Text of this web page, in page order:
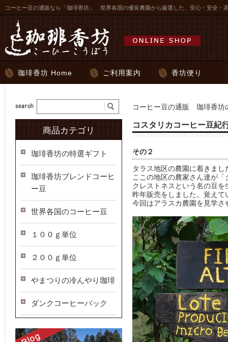
コーヒー豆の通販なら「珈琲香坊」 世界各国の優良農園から厳選した、安心・安全・
珈琲香坊 Home ご利用案内 香坊便り
コーヒー豆の通販 珈琲香坊
コスタリカコーヒー豆紀
その２
タラス地区の農園に着きまし
ここの地区の農家さん達が
クレストネスという名の豆を
昨年販売をしました。覚えて
今回はアラスカ農園を見学さ
商品カテゴリ
珈琲香坊の特選ギフト
珈琲香坊ブレンドコーヒ
ー豆
世界各国のコーヒー豆
１００ｇ単位
２００ｇ単位
やまつりの冷んやり珈琲
ダンクコーヒーバック